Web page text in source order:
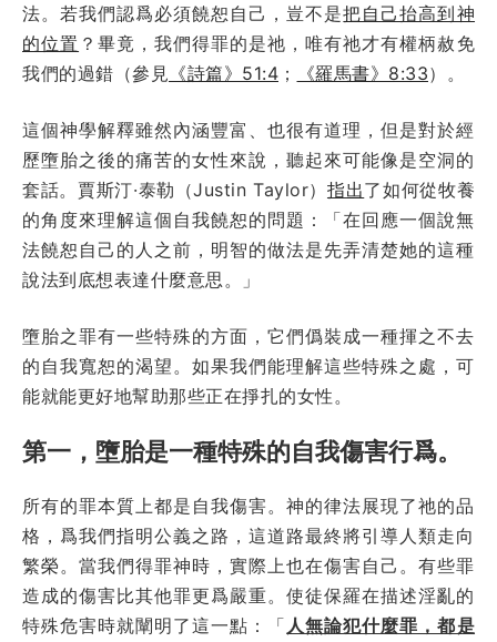
法。若我們認爲必須饒恕自己，豈不是把自己抬高到神
的位置 ？畢竟，我們得罪的是祂，唯有祂才有權柄赦免
我們的過錯（參見 《詩篇》51:4 ； 《羅馬書》8:33）。
這個神學解釋雖然內涵豐富、也很有道理，但是對於經
歷墮胎之後的痛苦的女性來說，聽起來可能像是空洞的
套話。賈斯汀·泰勒（Justin Taylor） 指出了如何從牧養
的角度來理解這個自我饒恕的問題：「在回應一個說無
法饒恕自己的人之前，明智的做法是先弄清楚她的這種
說法到底想表達什麼意思。」
墮胎之罪有一些特殊的方面，它們僞裝成一種揮之不去
的自我寬恕的渴望。如果我們能理解這些特殊之處，可
能就能更好地幫助那些正在掙扎的女性。
第一，墮胎是一種特殊的自我傷害行爲。
所有的罪本質上都是自我傷害。神的律法展現了祂的品
格，爲我們指明公義之路，這道路最終將引導人類走向
繁榮。當我們得罪神時，實際上也在傷害自己。有些罪
造成的傷害比其他罪更爲嚴重。使徒保羅在描述淫亂的
特殊危害時就闡明了這一點：「 人無論犯什麼罪，都是